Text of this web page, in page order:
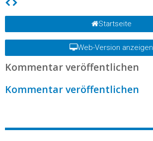
Startseite
Web-Version anzeigen
Kommentar veröffentlichen
Kommentar veröffentlichen